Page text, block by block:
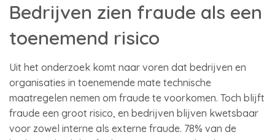
Bedrijven zien fraude als een
toenemend risico
Uit het onderzoek komt naar voren dat bedrijven en
organisaties in toenemende mate technische
maatregelen nemen om fraude te voorkomen. Toch blijft
fraude een groot risico, en bedrijven blijven kwetsbaar
voor zowel interne als externe fraude. 78% van de